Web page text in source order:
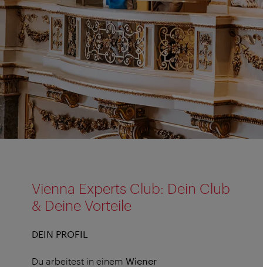
ClubVienna Experts Club: Dein Club
& Deine Vorteile
DEIN PROFIL
Du arbeitest in einem Wiener